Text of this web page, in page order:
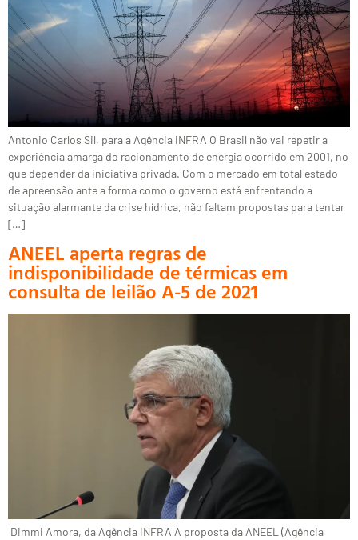
Antonio Carlos Sil, para a Agência iNFRA O Brasil não vai repetir a
experiência amarga do racionamento de energia ocorrido em 2001, no
que depender da iniciativa privada. Com o mercado em total estado
de apreensão ante a forma como o governo está enfrentando a
situação alarmante da crise hídrica, não faltam propostas para tentar
[…]
ANEEL aperta regras de
indisponibilidade de térmicas em
consulta de leilão A-5 de 2021
Dimmi Amora, da Agência iNFRA A proposta da ANEEL (Agência